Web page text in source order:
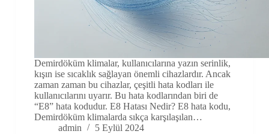
Demirdöküm klimalar, kullanıcılarına yazın serinlik,
kışın ise sıcaklık sağlayan önemli cihazlardır. Ancak
zaman zaman bu cihazlar, çeşitli hata kodları ile
kullanıcılarını uyarır. Bu hata kodlarından biri de
“E8” hata kodudur. E8 Hatası Nedir? E8 hata kodu,
Demirdöküm klimalarda sıkça karşılaşılan…
admin
5 Eylül 2024